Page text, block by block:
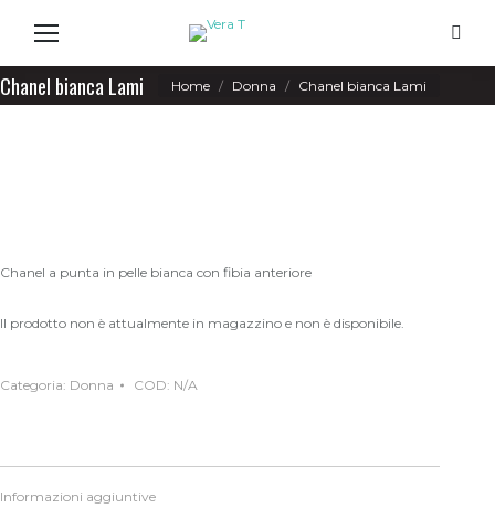
Search:
Chanel bianca Lami You are here:
Home Donna Chanel bianca Lami
Chanel a punta in pelle bianca con fibia anteriore
Il prodotto non è attualmente in magazzino e non è disponibile.
Categoria: Donna COD: N/A
Informazioni aggiuntive